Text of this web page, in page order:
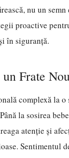
nu un semn
proactive
în siguranță.
Frate
complexă la o
la sosirea
atenție și
Sentimentul